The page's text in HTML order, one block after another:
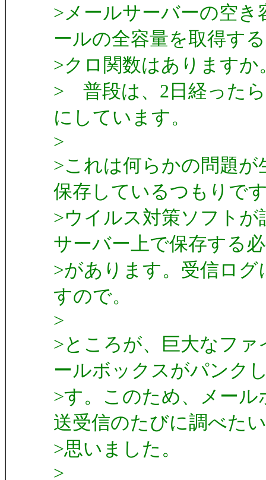
>メールサーバーの空
ールの全容量を取得す
>クロ関数はあります
> 普段は、2日経った
にしています。
>
>これは何らかの問題
保存しているつもりで
>ウイルス対策ソフト
サーバー上で保存する
>があります。受信ロ
すので。
>
>ところが、巨大なフ
ールボックスがパンク
>す。このため、メー
送受信のたびに調べた
>思いました。
>